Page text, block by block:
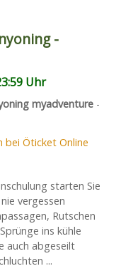
-
Uhr
myadventure -
bei Öticket Online
starten Sie
vergessen
Rutschen
ins kühle
auch abgeseilt
...